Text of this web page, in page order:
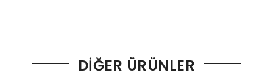
DIĞER ÜRÜNLER